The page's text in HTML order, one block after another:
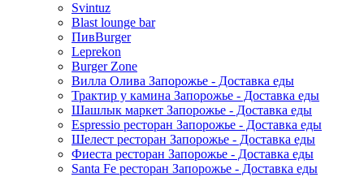
Svintuz
Blast lounge bar
ПивBurger
Leprekon
Burger Zone
Вилла Олива Запорожье - Доставка еды
Трактир у камина Запорожье - Доставка еды
Шашлык маркет Запорожье - Доставка еды
Espressio ресторан Запорожье - Доставка еды
Шелест ресторан Запорожье - Доставка еды
Фиеста ресторан Запорожье - Доставка еды
Santa Fe ресторан Запорожье - Доставка еды